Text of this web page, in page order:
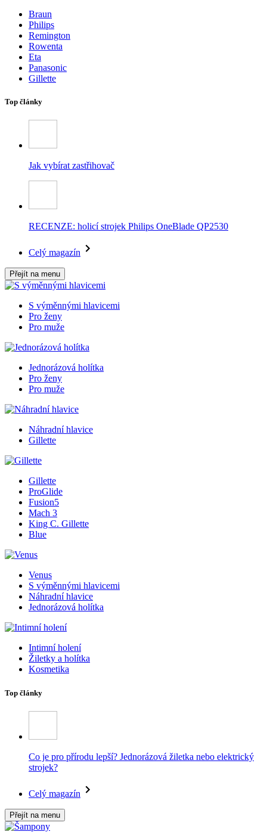
Braun
Philips
Remington
Rowenta
Eta
Panasonic
Gillette
Top články
Jak vybírat zastřihovač
RECENZE: holicí strojek Philips OneBlade QP2530
Celý magazín
Přejít na menu
S výměnnými hlavicemi
Pro ženy
Pro muže
Jednorázová holítka
Pro ženy
Pro muže
Náhradní hlavice
Gillette
Gillette
ProGlide
Fusion5
Mach 3
King C. Gillette
Blue
Venus
S výměnnými hlavicemi
Náhradní hlavice
Jednorázová holítka
Intimní holení
Žiletky a holítka
Kosmetika
Top články
Co je pro přírodu lepší? Jednorázová žiletka nebo elektrický
strojek?
Celý magazín
Přejít na menu